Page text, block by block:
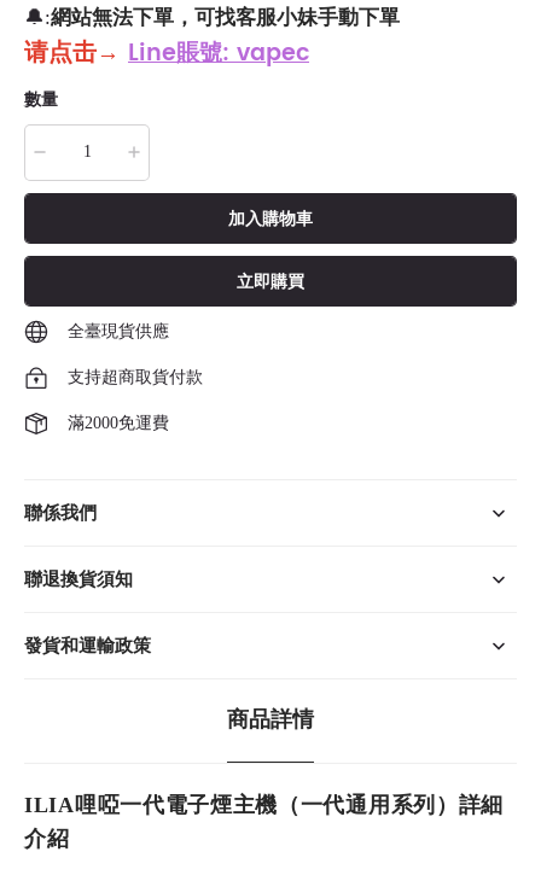
🔔:網站無法下單，可找客服小妹手動下單
请点击→ Line賬號: vapec
數量
加入購物車
立即購買
全臺現貨供應
支持超商取貨付款
滿2000免運費
聯係我們
聯退換貨須知
發貨和運輸政策
商品詳情
ILIA哩啞一代電子煙主機（一代通用系列）詳細
介紹